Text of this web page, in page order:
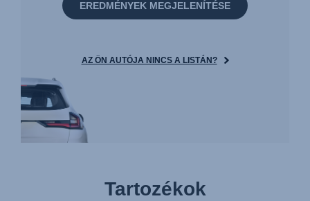
EREDMÉNYEK MEGJELENÍTÉSE
AZ ÖN AUTÓJA NINCS A LISTÁN?
Tartozékok